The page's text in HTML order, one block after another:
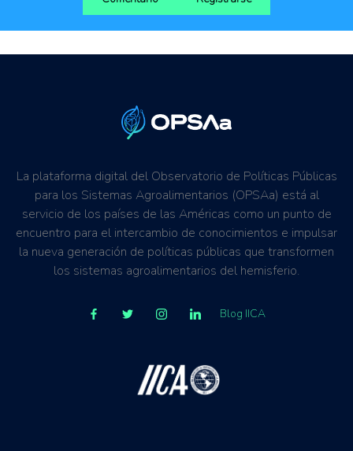
La plataforma digital del Observatorio de Políticas Públicas
para los Sistemas Agroalimentarios (OPSAa) está al
servicio de los países de las Américas como un punto de
encuentro para el intercambio de conocimientos e impulsar
la nueva generación de políticas públicas que transformen
los sistemas agroalimentarios del hemisferio.
Blog IICA